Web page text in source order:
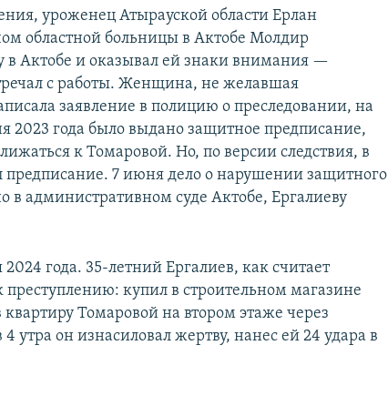
уроженец Атырауской области Ерлан
областной больницы в Актобе Молдир
в Актобе и оказывал ей знаки внимания —
с работы. Женщина, не желавшая
заявление в полицию о преследовании, на
2023 года было выдано защитное предписание,
к Томаровой. Но, по версии следствия, в
предписание. 7 июня дело о нарушении защитного
в административном суде Актобе, Ергалиеву
года. 35-летний Ергалиев, как считает
преступлению: купил в строительном магазине
квартиру Томаровой на втором этаже через
утра он изнасиловал жертву, нанес ей 24 удара в